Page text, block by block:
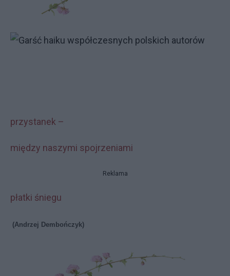
przystanek –
między naszymi spojrzeniami
Reklama
płatki śniegu
(Andrzej Dembończyk)